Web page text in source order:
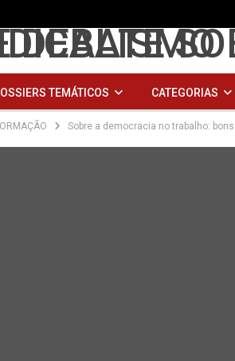
TEMÁTICOS CATEGORIAS
Links Úteis Sample Page
Sobre a democracia no trabalho: